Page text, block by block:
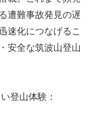
遭難事故発見の遅
速化につなげるこ
安全な筑波山登山
登山体験：